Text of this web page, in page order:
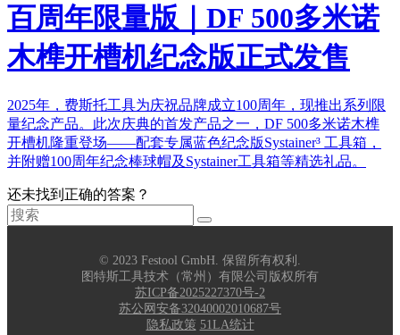
百周年限量版｜DF 500多米诺
木榫开槽机纪念版正式发售
2025年，费斯托工具为庆祝品牌成立100周年，现推出系列限
量纪念产品。此次庆典的首发产品之一，DF 500多米诺木榫
开槽机隆重登场——配套专属蓝色纪念版Systainer³ 工具箱，
并附赠100周年纪念棒球帽及Systainer工具箱等精选礼品。
还未找到正确的答案？
© 2023 Festool GmbH. 保留所有权利.
图特斯工具技术（常州）有限公司版权所有
苏ICP备2025227370号-2
苏公网安备32040002010687号
隐私政策 51LA统计